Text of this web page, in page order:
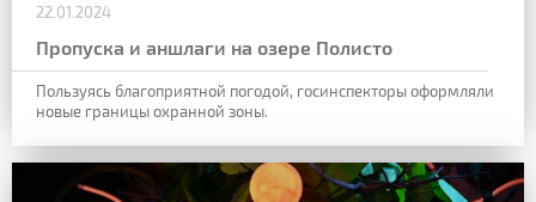
22.01.2024
Пропуска и аншлаги на озере Полисто
Пользуясь благоприятной погодой, госинспекторы оформляли
новые границы охранной зоны.